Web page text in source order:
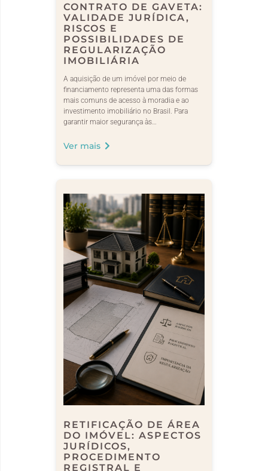
CONTRATO DE GAVETA:
VALIDADE JURÍDICA,
RISCOS E
POSSIBILIDADES DE
REGULARIZAÇÃO
IMOBILIÁRIA
A aquisição de um imóvel por meio de
financiamento representa uma das formas
mais comuns de acesso à moradia e ao
investimento imobiliário no Brasil. Para
garantir maior segurança às…
Ver mais
RETIFICAÇÃO DE ÁREA
DO IMÓVEL: ASPECTOS
JURÍDICOS,
PROCEDIMENTO
REGISTRAL E